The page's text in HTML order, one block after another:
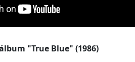
"True Blue" (1986)